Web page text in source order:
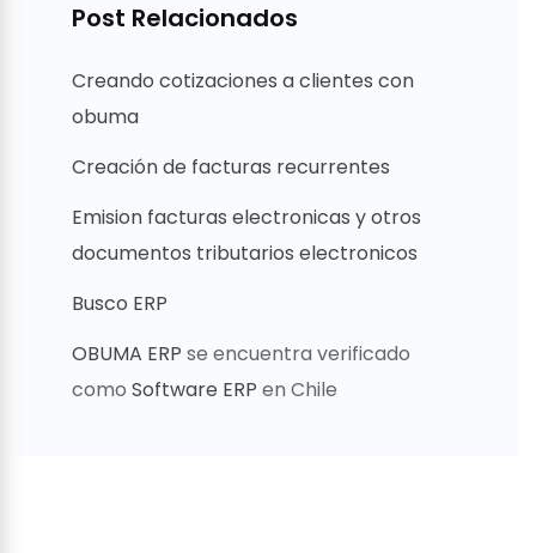
Post Relacionados
Creando cotizaciones a clientes con
obuma
Creación de facturas recurrentes
Emision facturas electronicas y otros
documentos tributarios electronicos
Busco ERP
OBUMA ERP se encuentra verificado
como Software ERP en Chile